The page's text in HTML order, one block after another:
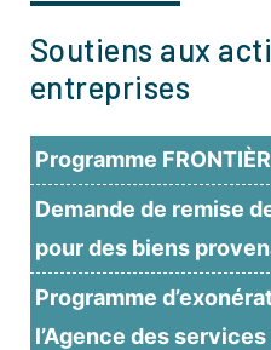
Soutiens aux
entreprises
Programme
Demande de remise
pour des biens
Programme
l’Agence des